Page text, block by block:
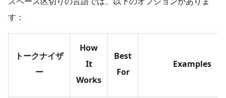
す：
トークナイザ
ー
How
It
Works
Best
For
Examples